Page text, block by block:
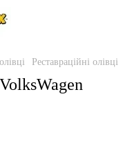
Реставраційні